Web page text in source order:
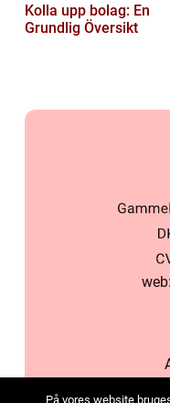
Kolla upp bolag: En
Grundlig Översikt
web:
På vores website